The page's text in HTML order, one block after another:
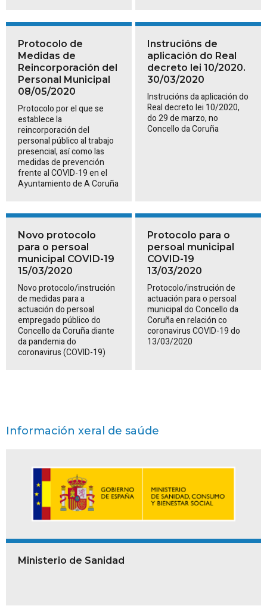
Protocolo de
Medidas de
Reincorporación del
Personal Municipal
08/05/2020
Protocolo por el que se
establece la
reincorporación del
personal público al trabajo
presencial, así como las
medidas de prevención
frente al COVID-19 en el
Ayuntamiento de A Coruña
Instrucións de
aplicación do Real
decreto lei 10/2020.
30/03/2020
Instrucións da aplicación do
Real decreto lei 10/2020,
do 29 de marzo, no
Concello da Coruña
Novo protocolo
para o persoal
municipal COVID-19
15/03/2020
Novo protocolo/instrución
de medidas para a
actuación do persoal
empregado público do
Concello da Coruña diante
da pandemia do
coronavirus (COVID-19)
Protocolo para o
persoal municipal
COVID-19
13/03/2020
Protocolo/instrución de
actuación para o persoal
municipal do Concello da
Coruña en relación co
coronavirus COVID-19 do
13/03/2020
Información xeral de saúde
Ministerio de Sanidad